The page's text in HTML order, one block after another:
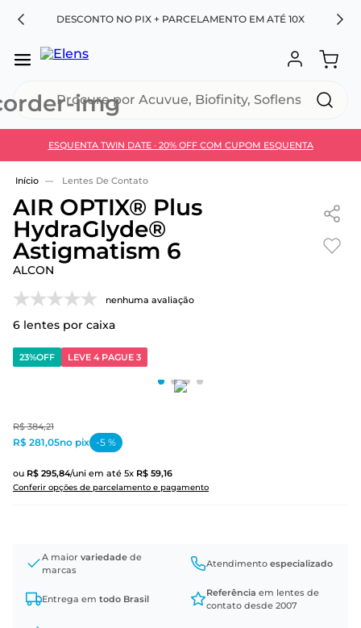
DESCONTO NO PIX + PARCELAMENTO EM ATÉ 10X
ESQUENTA TWIN DATE · 20% OFF COM CUPOM ESQUENTA
Use 30HOJE e ganhe 30% OFF + economia extra no
Lentes De Contato
AIR OPTIX® Plus
HydraGlyde®
Astigmatism 6
ALCON
nenhuma avaliação
6 lentes por caixa
23%OFF LEVE 4 PAGUE 3
ou R$ 295,84/uni em até 5x R$ 59,16
Conferir opções de parcelamento e pagamento
R$ 384,21
R$ 281,05no pix -5 %
A maior variedade de
marcas
Atendimento especializado
Entrega em todo Brasil
Referência em lentes de
contato desde 2007